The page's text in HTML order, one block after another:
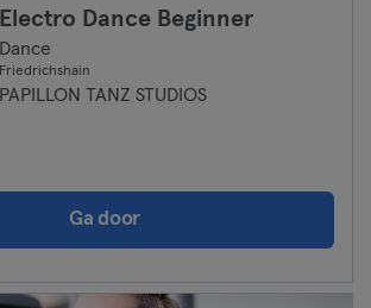
Electro Dance Beginner
Dance
Friedrichshain
PAPILLON TANZ STUDIOS
Ga door